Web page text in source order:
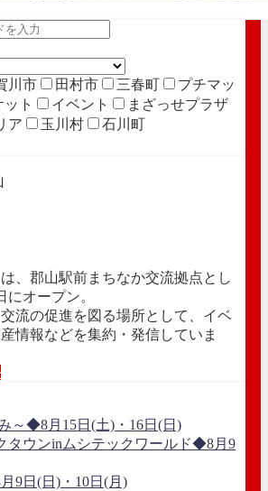
川市 田村市 三春町
プチマッ
ト イベント
まざっせプラザ
ア 玉川村 石川町
、郡山駅前まちなか交流拠点とし
にオープン。
流の促進を図る場所として、イベ
情報などを集約・発信していま
～◆8月15日(土)・16日(日)
タウンinムシテックワールド◆8月9
9日(日)・10日(月)